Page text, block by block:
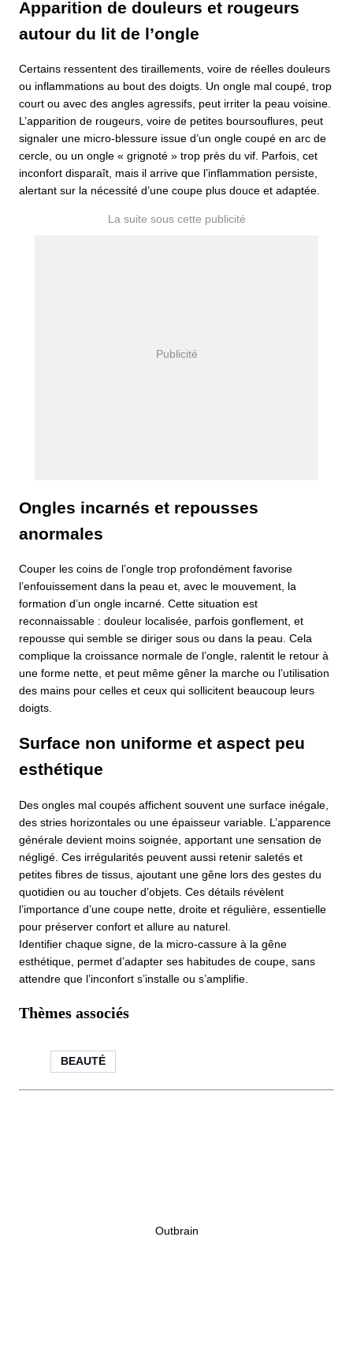
Apparition de douleurs et rougeurs
autour du lit de l’ongle
Certains ressentent des tiraillements, voire de réelles douleurs
ou inflammations au bout des doigts. Un ongle mal coupé, trop
court ou avec des angles agressifs, peut irriter la peau voisine.
L’apparition de rougeurs, voire de petites boursouflures, peut
signaler une micro-blessure issue d’un ongle coupé en arc de
cercle, ou un ongle « grignoté » trop près du vif. Parfois, cet
inconfort disparaît, mais il arrive que l’inflammation persiste,
alertant sur la nécessité d’une coupe plus douce et adaptée.
Ongles incarnés et repousses
anormales
Couper les coins de l’ongle trop profondément favorise
l’enfouissement dans la peau et, avec le mouvement, la
formation d’un ongle incarné. Cette situation est
reconnaissable : douleur localisée, parfois gonflement, et
repousse qui semble se diriger sous ou dans la peau. Cela
complique la croissance normale de l’ongle, ralentit le retour à
une forme nette, et peut même gêner la marche ou l’utilisation
des mains pour celles et ceux qui sollicitent beaucoup leurs
doigts.
Surface non uniforme et aspect peu
esthétique
Des ongles mal coupés affichent souvent une surface inégale,
des stries horizontales ou une épaisseur variable. L’apparence
générale devient moins soignée, apportant une sensation de
négligé. Ces irrégularités peuvent aussi retenir saletés et
petites fibres de tissus, ajoutant une gêne lors des gestes du
quotidien ou au toucher d’objets. Ces détails révèlent
l’importance d’une coupe nette, droite et régulière, essentielle
pour préserver confort et allure au naturel.
Identifier chaque signe, de la micro-cassure à la gêne
esthétique, permet d’adapter ses habitudes de coupe, sans
attendre que l’inconfort s’installe ou s’amplifie.
Thèmes associés
BEAUTÉ
Outbrain